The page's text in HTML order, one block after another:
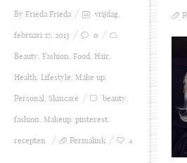
By Frieda Frieda vrijdag,
februari 27, 2015 0
Beauty, Fashion, Food, Hair,
Health, Lifestyle, Make up,
Personal, Skincare beauty,
fashion, Makeup, pinterest,
recepten Permalink 4